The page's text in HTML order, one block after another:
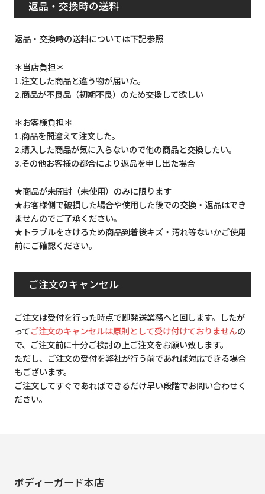
返品・交換時の送料
返品・交換時の送料については下記参照
＊当店負担＊
1.注文した商品と違う物が届いた。
2.商品が不良品（初期不良）のため交換して欲しい
＊お客様負担＊
1.商品を間違えて注文した。
2.購入した商品が気に入らないので他の商品と交換したい。
3.その他お客様の都合により返品を申し出た場合
★商品が未開封（未使用）のみに限ります
★お客様側で破損した場合や使用した後での交換・返品はでき
ませんのでご了承ください。
★トラブルをさけるため商品到着後キズ・汚れ等ないかご使用
前にご確認ください。
ご注文のキャンセル
ご注文は受付を行った時点で即発送業務へと回します。したが
ってご注文のキャンセルは原則として受け付けておりませんの
で、ご注文前に十分ご検討の上ご注文をお願い致します。
ただし、ご注文の受付を弊社が行う前であれば対応できる場合
もございます。
ご注文してすぐであればできるだけ早い段階でお問い合わせく
ださい。
ボディーガード本店